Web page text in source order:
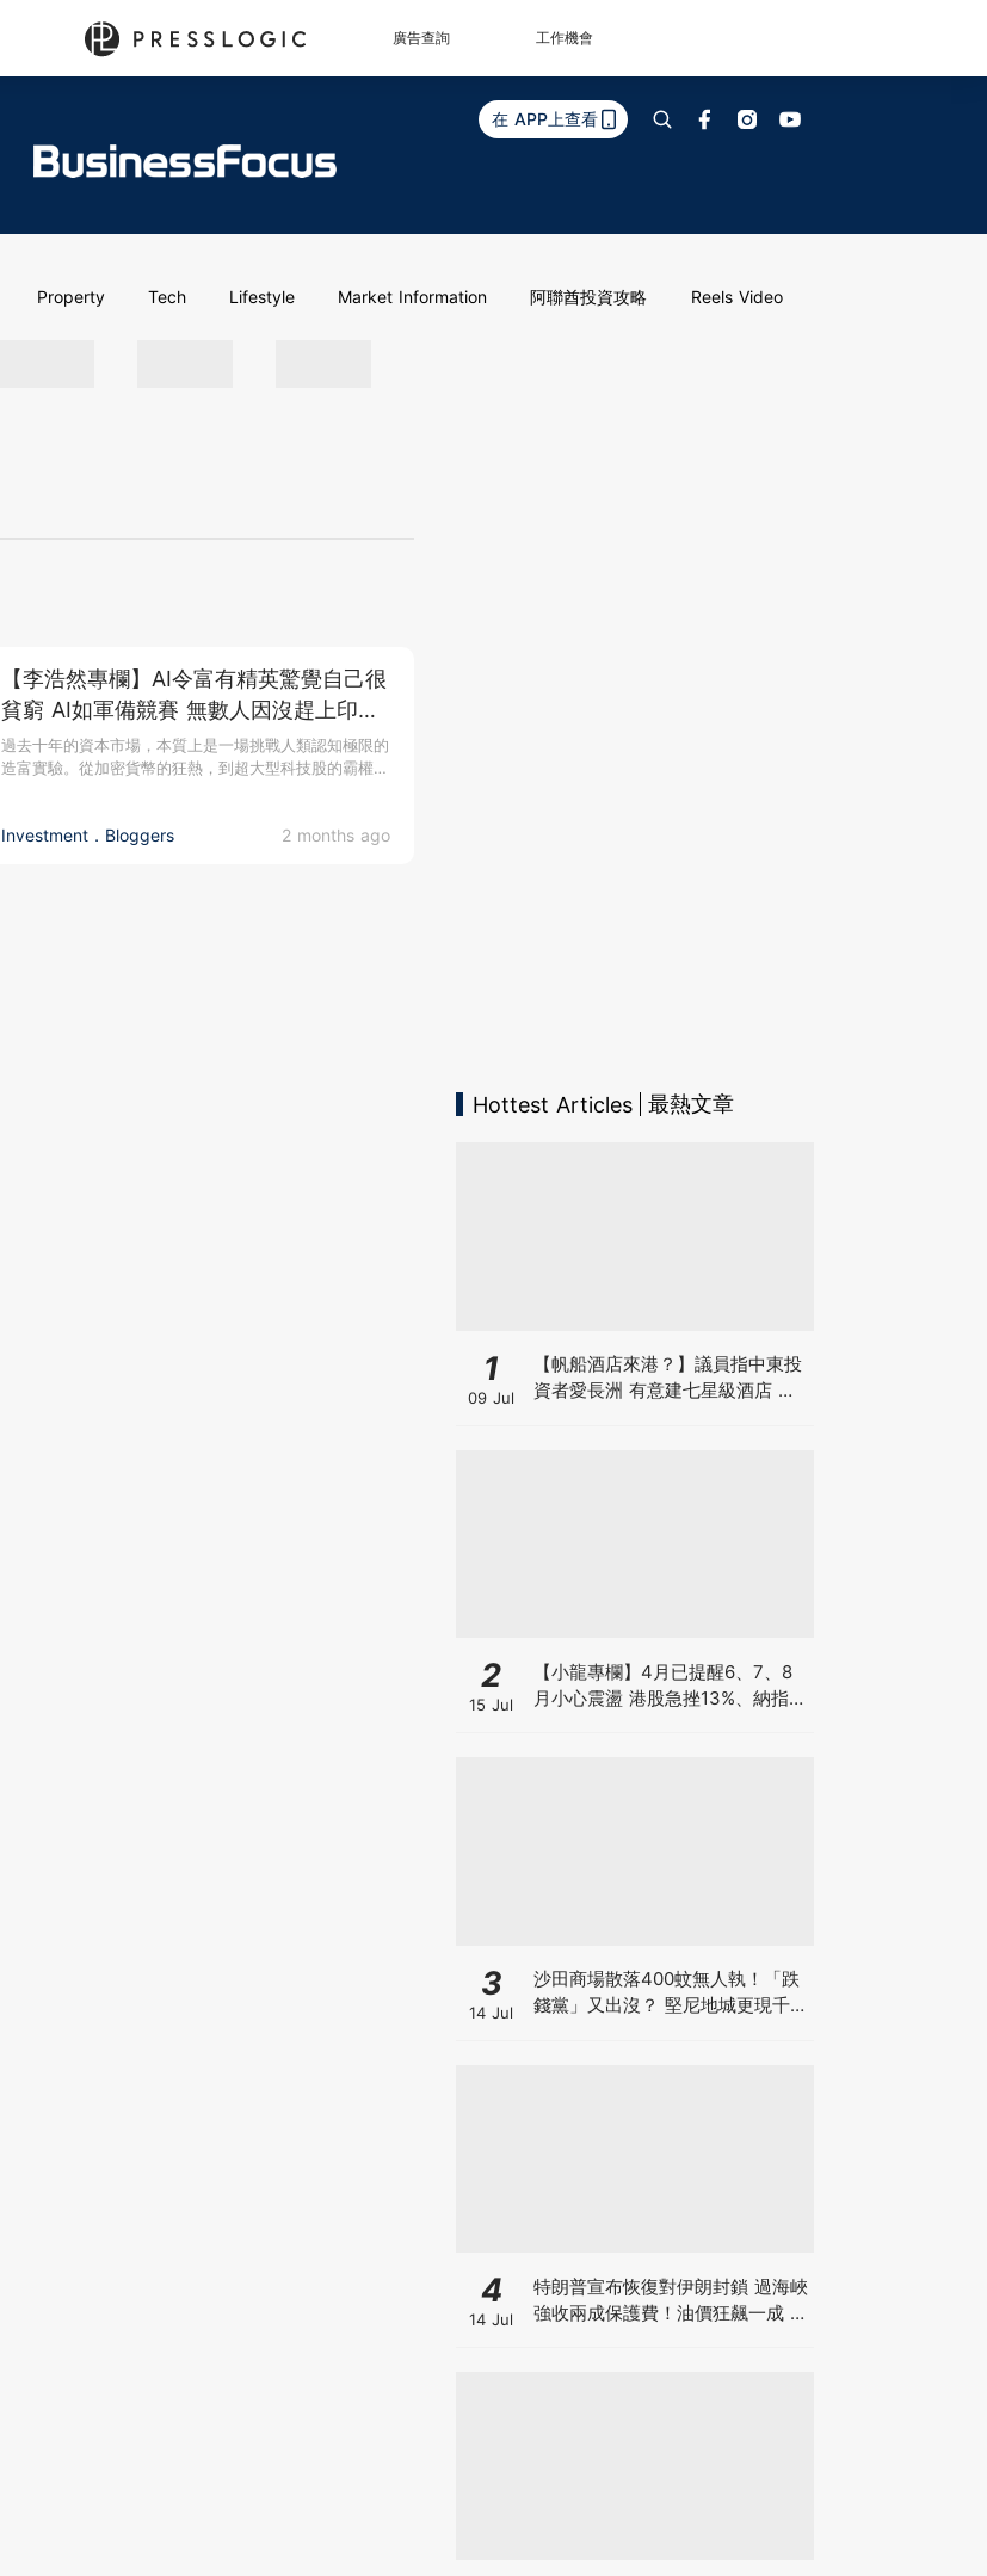
廣告查詢 工作機會
在 APP上查看
Property Tech Lifestyle Market Information 阿聯酋投資攻略 Reels Video
Investment．Bloggers 2 months ago
【李浩然專欄】AI令富有精英驚覺自己很
貧窮 AI如軍備競賽 無數人因沒趕上印鈔
列車而後悔
過去十年的資本市場，本質上是一場挑戰人類認知極限的
造富實驗。從加密貨幣的狂熱，到超大型科技股的霸權，
Hottest Articles 最熱文章
1
09 Jul
【帆船酒店來港？】議員指中東投
資者愛長洲 有意建七星級酒店 望
2
15 Jul
【小龍專欄】4月已提醒6、7、8
月小心震盪 港股急挫13%、納指跌
3
14 Jul
沙田商場散落400蚊無人執！「跌
錢黨」又出沒？ 堅尼地城更現千元
4
14 Jul
特朗普宣布恢復對伊朗封鎖 過海峽
強收兩成保護費！油價狂飆一成 金